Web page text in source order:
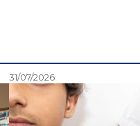
31/07/2026